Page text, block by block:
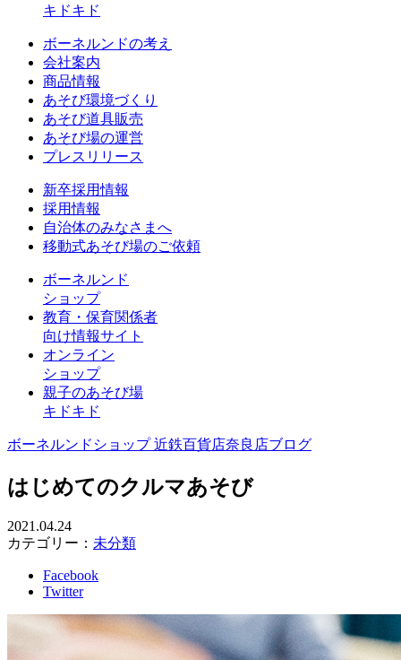
キドキド
ボーネルンドの考え
会社案内
商品情報
あそび環境づくり
あそび道具販売
あそび場の運営
プレスリリース
新卒採用情報
採用情報
自治体のみなさまへ
移動式あそび場のご依頼
ボーネルンド
ショップ
教育・保育関係者
向け情報サイト
オンライン
ショップ
親子のあそび場
キドキド
ボーネルンドショップ 近鉄百貨店奈良店ブログ
はじめてのクルマあそび
2021.04.24
カテゴリー： 未分類
Facebook
Twitter